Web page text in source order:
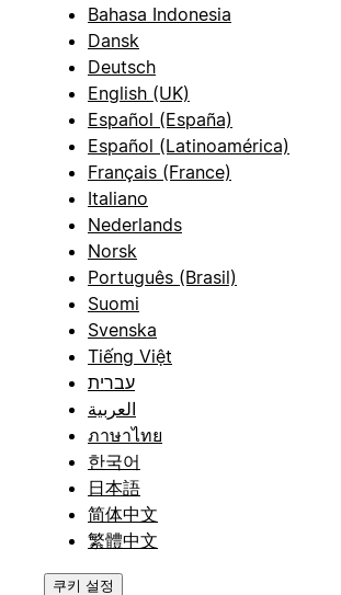
Bahasa Indonesia
Dansk
Deutsch
English (UK)
Español (España)
Español (Latinoamérica)
Français (France)
Italiano
Nederlands
Norsk
Português (Brasil)
Suomi
Svenska
Tiếng Việt
עברית
العربية
ภาษาไทย
한국어
日本語
简体中文
繁體中文
쿠키 설정